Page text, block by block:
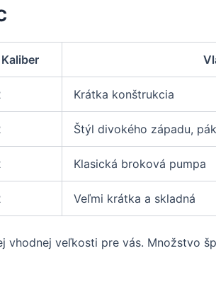
Kaliber
Krátka konštrukcia
Štýl divokého západu,
Klasická broková pumpa
Veľmi krátka a skladná
veľkosti pre vás. Množstvo